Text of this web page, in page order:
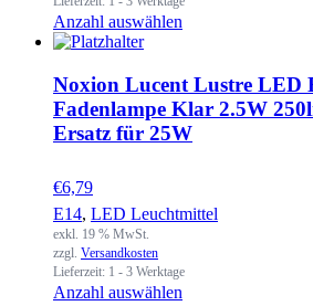
Anzahl auswählen
Noxion Lucent Lustre LED
Fadenlampe Klar 2.5W
Ersatz für 25W
€6,79
E14, LED Leuchtmittel
exkl. 19 % MwSt.
zzgl. Versandkosten
Lieferzeit: 1 - 3 Werktage
Anzahl auswählen